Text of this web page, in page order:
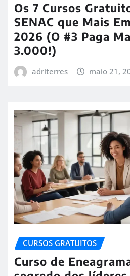
Os 7 Cursos
SENAC que Mais
2026 (O #3 Paga
3.000!)
adriterres maio 21,
CURSOS GRATUITOS
Curso de